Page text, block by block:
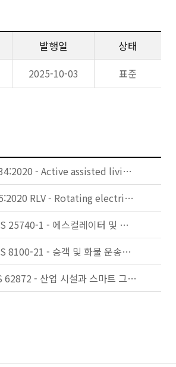
발행일 상태
2025-10-03 표준
IEC TS 63134:2020 - Active assisted living (AAL) use cases
IEC 60034-5:2020 RLV - Rotating electrical machines - Part 5: Degrees of protection provided by the integral design of rotating electrical machines (IP code) - Classification
KS B ISO/TS 25740-1 - 에스컬레이터 및 무빙워크에 대한 안전요건 — 제1부: 세계공통 필수 안전요건(GESRs)
KS B ISO/TS 8100-21 - 승객 및 화물 운송용 엘리베이터 —제21부: 세계공통 필수안전요건(GESRs)을 충족하는 세계공통 안전 파라미터(GSPs)
KS C IEC TS 62872 - 산업 시설과 스마트 그리드 사이의 산업 공정 측정, 제어 및 자동화 시스템 인터페이스